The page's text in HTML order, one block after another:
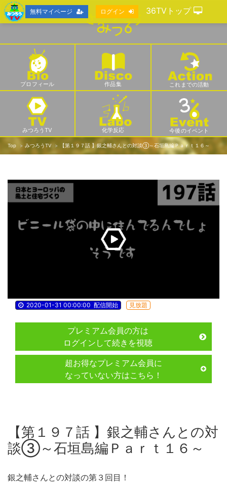
プロフィール 作品集 これまでの活動
みつろうTV 化学反応 今後のイベント
Top みつろうTV 【第１９７話 】銀之輔さんとの対談③～石垣島編Ｐａｒｔ１６～
2020-01-31 00:00:00 配信開始 見放題
プレミアム会員の方は
ログインして続きを視聴
超お得なプレミアム会員に
なっていない方はこちら！
【第１９７話 】銀之輔さんとの対
談③～石垣島編Ｐａｒｔ１６～
銀之輔さんとの対談の第３回目！
無料マイページ ログイン 36TVトップ